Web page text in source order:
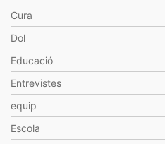
Cura
Dol
Educació
Entrevistes
equip
Escola